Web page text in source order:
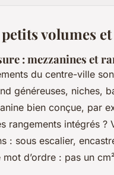
volumes
: mezzanines et
du centre-ville
généreuses, niches,
bien conçue, par
rangements intégrés ?
: sous escalier,
mot d’ordre : pas un